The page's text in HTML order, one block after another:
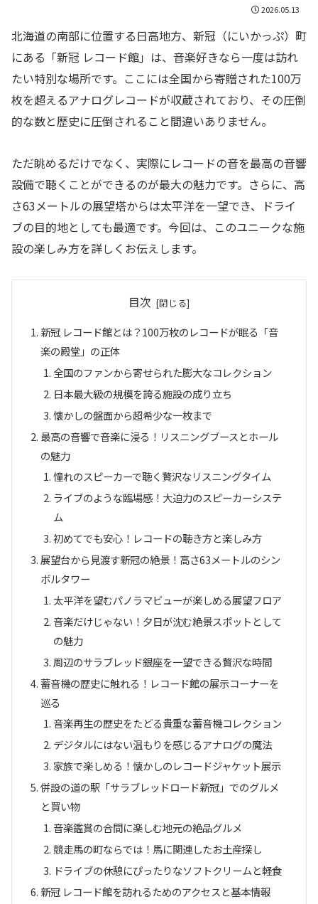
2026.05.13
北海道の南部に位置する日高地方、新冠（にいかっぷ）町
にある「新冠 レコード館」は、音楽好きなら一度は訪れ
たい特別な場所です。ここには全国から寄贈された100万
枚を超えるアナログレコードが収蔵されており、その圧倒
的な数と歴史に圧倒されること間違いありません。
ただ眺めるだけでなく、実際にレコードの音を最高の音響
設備で聴くことができるのが最大の魅力です。さらに、高
さ63メートルの展望塔からは太平洋を一望でき、ドライ
ブの目的地としても最適です。今回は、このユニークな施
設の楽しみ方を詳しくお伝えします。
目次
新冠 レコード館とは？100万枚のレコードが眠る「音
楽の殿堂」の正体
全国のファンから寄せられた膨大なコレクション
日本最大級の規模を誇る施設の成り立ち
懐かしの盤面から超希少な一枚まで
最高の音響で音楽に浸る！リスニングブースとホール
の魅力
憧れのスピーカーで聴く贅沢なリスニングタイム
ライブのような臨場感！大迫力のスピーカーシステ
ム
初めてでも安心！レコードの聴き方と楽しみ方
展望台から見渡す新冠の絶景！高さ63メートルのシン
ボルタワー
太平洋を望むパノラマビューが楽しめる展望フロア
音楽だけじゃない！夕日が沈む絶景スポットとして
の魅力
周辺のサラブレッド銀座を一望できる贅沢な時間
蓄音機の歴史に触れる！レコード館の展示コーナーを
巡る
音楽再生の歴史をたどる貴重な蓄音機コレクション
デジタルにはない温もりを感じるアナログの魔法
家族で楽しめる！懐かしのレコードジャケット展示
併設の道の駅「サラブレッドロード新冠」でのグルメ
と買い物
音楽鑑賞の合間に楽しむ地元の絶品グルメ
競走馬の町ならでは！馬に関連したお土産探し
ドライブの休憩にぴったりなソフトクリームと軽食
新冠 レコード館を訪れるためのアクセスと基本情報